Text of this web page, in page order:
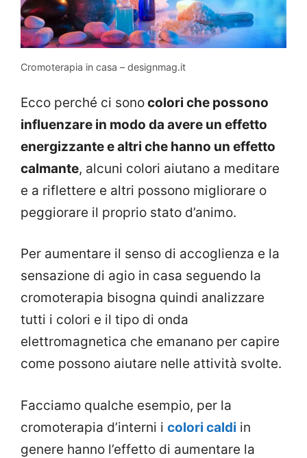
Cromoterapia in casa – designmag.it
Ecco perché ci sonocolori che possono
influenzare in modo da avere un effetto
energizzante e altri che hanno un effetto
calmante, alcuni colori aiutano a meditare
e a riflettere e altri possono migliorare o
peggiorare il proprio stato d’animo.
Per aumentare il senso di accoglienza e la
sensazione di agio in casa seguendo la
cromoterapia bisogna quindi analizzare
tutti i colori e il tipo di onda
elettromagnetica che emanano per capire
come possono aiutare nelle attività svolte.
Facciamo qualche esempio, per la
cromoterapia d’interni i colori caldi in
genere hanno l’effetto di aumentare la